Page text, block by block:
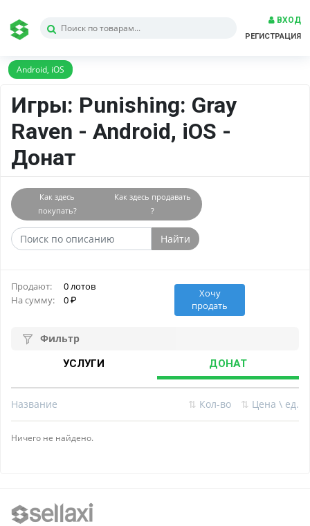
ВХОД
РЕГИСТРАЦИЯ
Android, iOS
Игры: Punishing: Gray
Raven - Android, iOS -
Донат
Как здесь
покупать?
Как здесь продавать
?
Найти
Продают:
0 лотов
На сумму:
0
Хочу
продать
Фильтр
УСЛУГИ ДОНАТ
Название ⇅ Кол-во ⇅ Цена \ ед.
Ничего не найдено.